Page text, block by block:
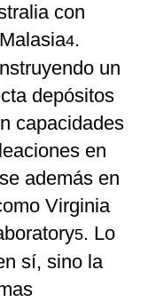
con
4.
un
depósitos
capacidades
en
además en
Virginia
5. Lo
sí, sino la